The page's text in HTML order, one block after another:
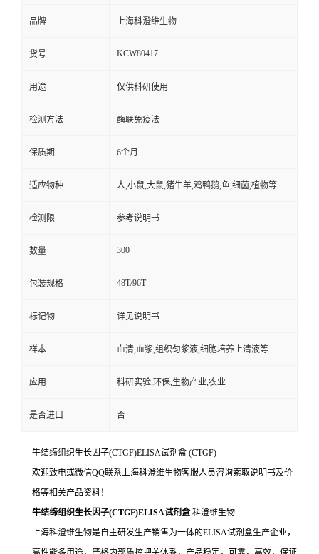
品牌 上海科澄维生物
货号 KCW80417
用途 仅供科研使用
检测方法 酶联免疫法
保质期 6个月
适应物种 人,小鼠,大鼠,猪牛羊,鸡鸭鹅,鱼,细菌,植物等
检测限 参考说明书
数量 300
包装规格 48T/96T
标记物 详见说明书
样本 血清,血浆,组织匀浆液,细胞培养上清液等
应用 科研实验,环保,生物产业,农业
是否进口 否
牛结缔组织生长因子(CTGF)ELISA试剂盒 (CTGF)
欢迎致电或微信QQ联系上海科澄维生物客服人员咨询索取说明书及价
格等相关产品资料！
牛结缔组织生长因子(CTGF)ELISA试剂盒 科澄维生物
上海科澄维生物是自主研发生产销售为一体的ELISA试剂盒生产企业，